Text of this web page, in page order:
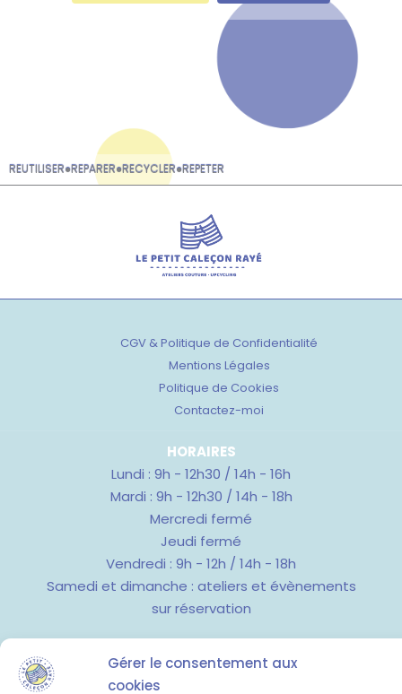
Gérer le consentement aux
cookies
REUTILISER●REPARER●RECYCLER●REPETER
CGV & Politique de Confidentialité
Mentions Légales
Politique de Cookies
Contactez-moi
HORAIRES
Lundi : 9h - 12h30 / 14h - 16h
Mardi : 9h - 12h30 / 14h - 18h
Mercredi fermé
Jeudi fermé
Vendredi : 9h - 12h / 14h - 18h
Samedi et dimanche : ateliers et évènements
sur réservation
Copyright © 2026 Le Petit Caleçon Rayé. Powered by
46 Rue D'Antrain - 35000 RENNES